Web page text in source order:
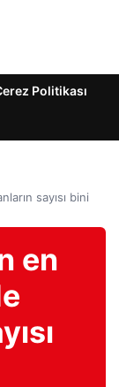
Politikası
sayısı bini
en